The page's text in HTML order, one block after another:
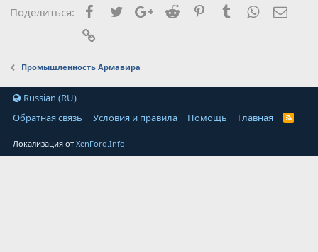
Поделиться: Facebook
TwitterGoogle+
Reddit PinterestTumblrWhatsApp
Промышленность Армавира
Russian (RU)
Обратная связь
Условия и правила Помощь Главная
Локализация отXenForo.Info